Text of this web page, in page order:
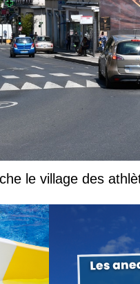
le village des